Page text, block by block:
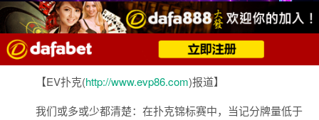
【EV扑克(http://www.evp86.com)报道】
我们或多或少都清楚：在扑克锦标赛中，当记分牌量低于